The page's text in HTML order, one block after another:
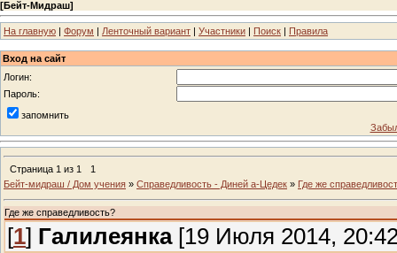
[Бейт-Мидраш]
На главную | Форум | Ленточный вариант | Участники | Поиск | Правила
Вход на сайт
Логин:
Пароль:
запомнить
Страница 1 из 1
1
Бейт-мидраш / Дом учения » Справедливость - Диней а-Цедек » Где же
Где же справедливость?
[1] Галилеянка[19 Июля 2014,